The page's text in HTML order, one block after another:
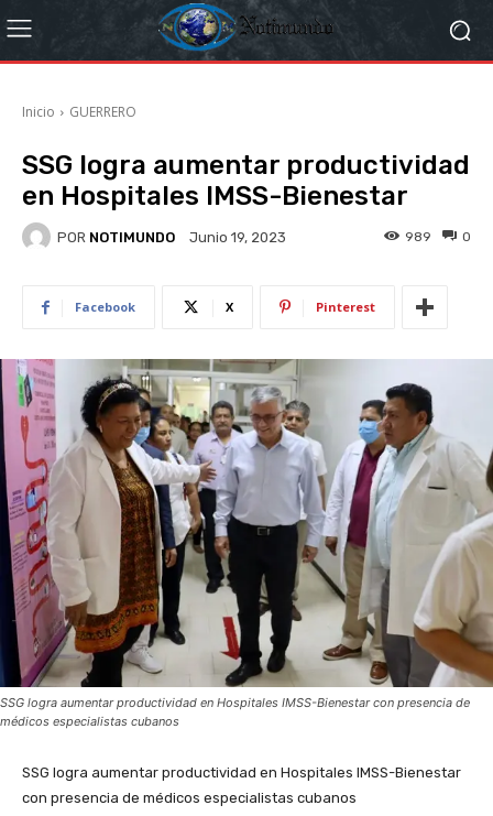
Inicio GUERRERO
SSG logra aumentar productividad
en Hospitales IMSS-Bienestar
POR NOTIMUNDO Junio 19, 2023 0
989
Facebook X Pinterest
SSG logra aumentar productividad en Hospitales IMSS-Bienestar con presencia de
médicos especialistas cubanos
SSG logra aumentar productividad en Hospitales IMSS-Bienestar
con presencia de médicos especialistas cubanos